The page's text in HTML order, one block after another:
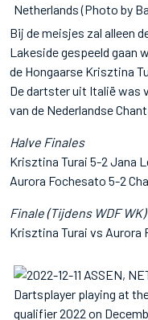
Bij de meisjes zal alleen
Lakeside gespeeld gaan
de Hongaarse Krisztina
De dartster uit Italië was
van de Nederlandse
Halve Finales
Krisztina Turai 5-2 Jana
Aurora Fochesato 5-2
Finale (Tijdens WDF WK)
Krisztina Turai vs Aurora